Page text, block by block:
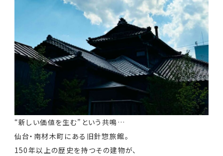
“新しい価値を生む”という共鳴…
仙台・南材木町にある旧針惣旅館。
150年以上の歴史を持つその建物が、